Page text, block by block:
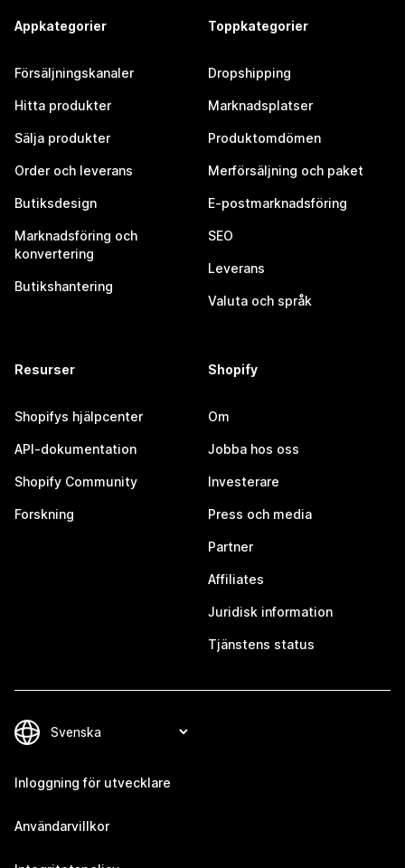
Appkategorier
Försäljningskanaler
Hitta produkter
Sälja produkter
Order och leverans
Butiksdesign
Marknadsföring och
konvertering
Butikshantering
Toppkategorier
Dropshipping
Marknadsplatser
Produktomdömen
Merförsäljning och paket
E-postmarknadsföring
SEO
Leverans
Valuta och språk
Resurser
Shopifys hjälpcenter
API-dokumentation
Shopify Community
Forskning
Shopify
Om
Jobba hos oss
Investerare
Press och media
Partner
Affiliates
Juridisk information
Tjänstens status
Inloggning för utvecklare
Användarvillkor